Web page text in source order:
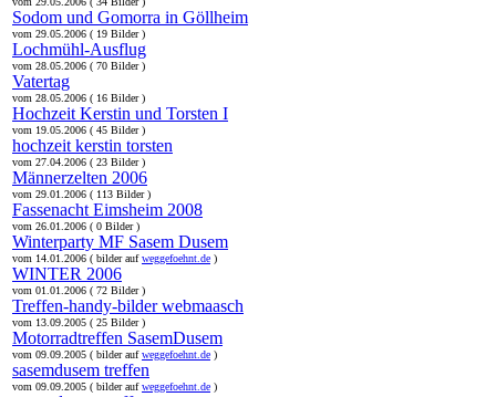
Sodom und Gomorra in Göllheim
vom 29.05.2006 ( 19 Bilder )
Lochmühl-Ausflug
vom 28.05.2006 ( 70 Bilder )
Vatertag
vom 28.05.2006 ( 16 Bilder )
Hochzeit Kerstin und Torsten I
vom 19.05.2006 ( 45 Bilder )
hochzeit kerstin torsten
vom 27.04.2006 ( 23 Bilder )
Männerzelten 2006
vom 29.01.2006 ( 113 Bilder )
Fassenacht Eimsheim 2008
vom 26.01.2006 ( 0 Bilder )
Winterparty MF Sasem Dusem
vom 14.01.2006 ( bilder aufweggefoehnt.de )
WINTER 2006
vom 01.01.2006 ( 72 Bilder )
Treffen-handy-bilder webmaasch
vom 13.09.2005 ( 25 Bilder )
Motorradtreffen SasemDusem
vom 09.09.2005 ( bilder aufweggefoehnt.de )
sasemdusem treffen
vom 09.09.2005 ( bilder aufweggefoehnt.de )